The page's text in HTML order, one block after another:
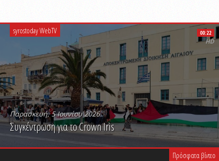
syrostoday WebTV
Παρασκευή, 5 Ιουνίου 2026
Συγκέντρωση για το Crown Iris
PLAY VIDEO
00:22
HD
Πρόσφατα βίντεο